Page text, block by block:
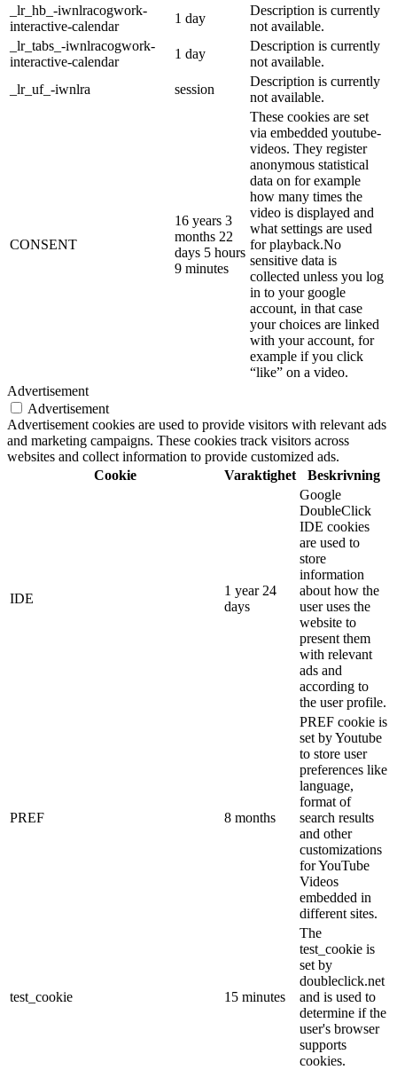
_lr_hb_-iwnlracogwork-
interactive-calendar
1 day
Description is currently
not available.
_lr_tabs_-iwnlracogwork-
interactive-calendar
1 day
Description is currently
not available.
_lr_uf_-iwnlra
session
Description is currently
not available.
CONSENT
16 years 3
months 22
days 5 hours
9 minutes
These cookies are set
via embedded youtube-
videos. They register
anonymous statistical
data on for example
how many times the
video is displayed and
what settings are used
for playback.No
sensitive data is
collected unless you log
in to your google
account, in that case
your choices are linked
with your account, for
example if you click
“like” on a video.
Advertisement
Advertisement
Advertisement cookies are used to provide visitors with relevant ads
and marketing campaigns. These cookies track visitors across
websites and collect information to provide customized ads.
Cookie
Varaktighet Beskrivning
IDE
1 year 24
days
Google
DoubleClick
IDE cookies
are used to
store
information
about how the
user uses the
website to
present them
with relevant
ads and
according to
the user profile.
PREF 8 months
PREF cookie is
set by Youtube
to store user
preferences like
language,
format of
search results
and other
customizations
for YouTube
Videos
embedded in
different sites.
test_cookie 15 minutes
The
test_cookie is
set by
doubleclick.net
and is used to
determine if the
user's browser
supports
cookies.